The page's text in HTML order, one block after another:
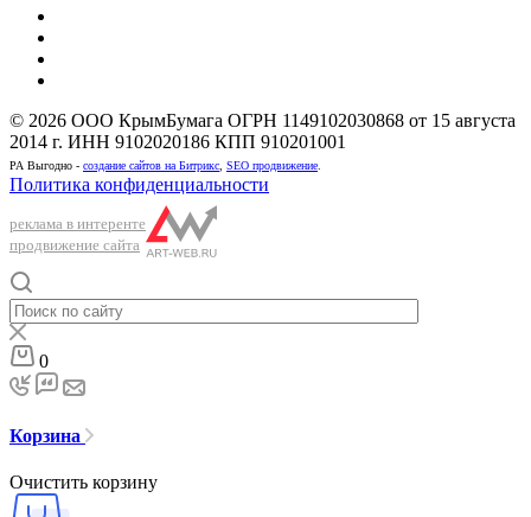
© 2026 ООО КрымБумага ОГРН 1149102030868 от 15 августа
2014 г. ИНН 9102020186 КПП 910201001
РА Выгодно - создание сайтов на Битрикс SEO продвижение
Политика конфиденциальности
реклама в интеренте
продвижение сайта
0
Корзина
Очистить корзину